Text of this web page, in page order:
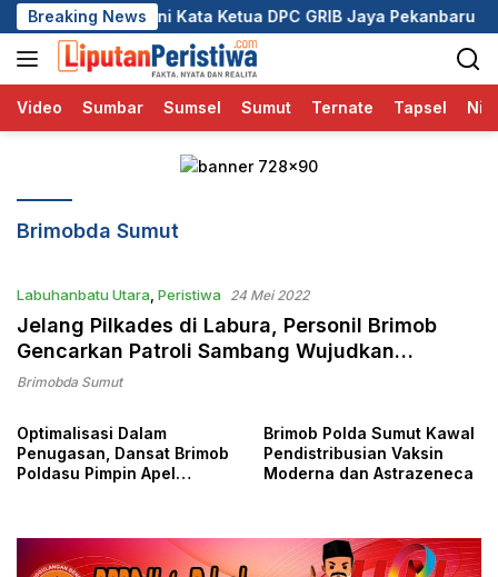
Langsung
ke
konten
Breaking News
Kata Ketua DPC GRIB Jaya Pekanbaru Wali Kota
Video Sumbar Sumsel Sumut Ternate Tapsel
Brimobda Sumut
Labuhanbatu Utara Peristiwa 24 Mei 2022
Jelang Pilkades di Labura, Personil Brimob
Gencarkan Patroli Sambang Wujudkan
Sitkamtibmas Kondusif
Brimobda Sumut
Optimalisasi Dalam
Penugasan, Dansat Brimob
Poldasu Pimpin Apel
Brimob Polda Sumut Kawal
Pendistribusian Vaksin
Moderna dan Astrazeneca